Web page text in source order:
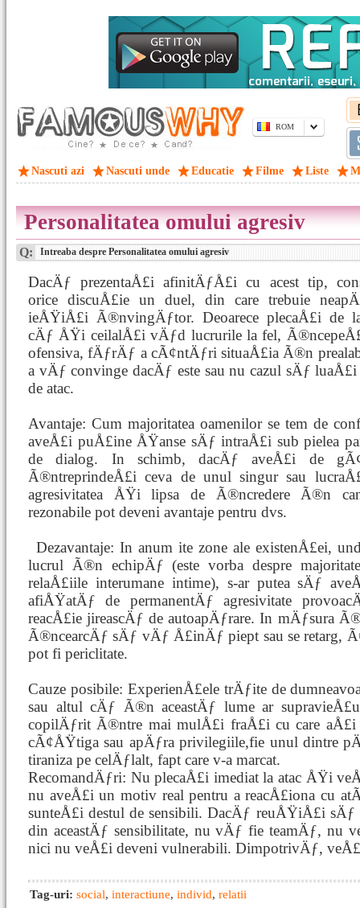
ROM
Nascuti azi Nascuti unde Educatie Filme Liste
Personalitatea omului agresiv
Q: Intreaba despre Personalitatea omului agresiv
DacÄƒ prezentaÅ£i afinitÄƒÅ£i cu acest tip,
orice discuÅ£ie un duel, din care trebuie
ieÅŸiÅ£i Ã®nvingÄƒtor. Deoarece plecaÅ£i de
cÄƒ ÅŸi ceilalÅ£i vÄƒd lucrurile la fel,
ofensiva, fÄƒrÄƒ a cÃ¢ntÄƒri situaÅ£ia Ã®n
a vÄƒ convinge dacÄƒ este sau nu cazul sÄƒ
de atac.
Avantaje: Cum majoritatea oamenilor se tem de
aveÅ£i puÅ£ine ÅŸanse sÄƒ intraÅ£i sub pielea
de dialog. In schimb, dacÄƒ aveÅ£i de
Ã®ntreprindeÅ£i ceva de unul singur sau
agresivitatea ÅŸi lipsa de Ã®ncredere Ã®n
rezonabile pot deveni avantaje pentru dvs.
Dezavantaje: In anum ite zone ale existenÅ£ei,
lucrul Ã®n echipÄƒ (este vorba despre
relaÅ£iile interumane intime), s-ar putea sÄƒ
afiÅŸatÄƒ de permanentÄƒ agresivitate
reacÅ£ie jireascÄƒ de autoapÄƒrare. In mÄƒsura
Ã®ncearcÄƒ sÄƒ vÄƒ Å£inÄƒ piept sau se retarg,
pot fi periclitate.
Cauze posibile: ExperienÅ£ele trÄƒite de
sau altul cÄƒ Ã®n aceastÄƒ lume ar
copilÄƒrit Ã®ntre mai mulÅ£i fraÅ£i cu care
cÃ¢ÅŸtiga sau apÄƒra privilegiile,fie unul dintre
tiraniza pe celÄƒlalt, fapt care v-a marcat.
RecomandÄƒri: Nu plecaÅ£i imediat la atac ÅŸi
nu aveÅ£i un motiv real pentru a reacÅ£iona cu
sunteÅ£i destul de sensibili. DacÄƒ reuÅŸiÅ£i
din aceastÄƒ sensibilitate, nu vÄƒ fie teamÄƒ, nu
nici nu veÅ£i deveni vulnerabili. DimpotrivÄƒ,
Tag-uri: social, interactiune, individ, relatii